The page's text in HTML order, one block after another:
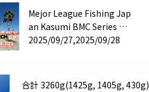
Mejor League Fishing Jap
an Kasumi BMC Series ST
AGE 5 KEITECH CUP
2025/09/27,2025/09/28
合計 3260g(1425g, 1405g, 430g)